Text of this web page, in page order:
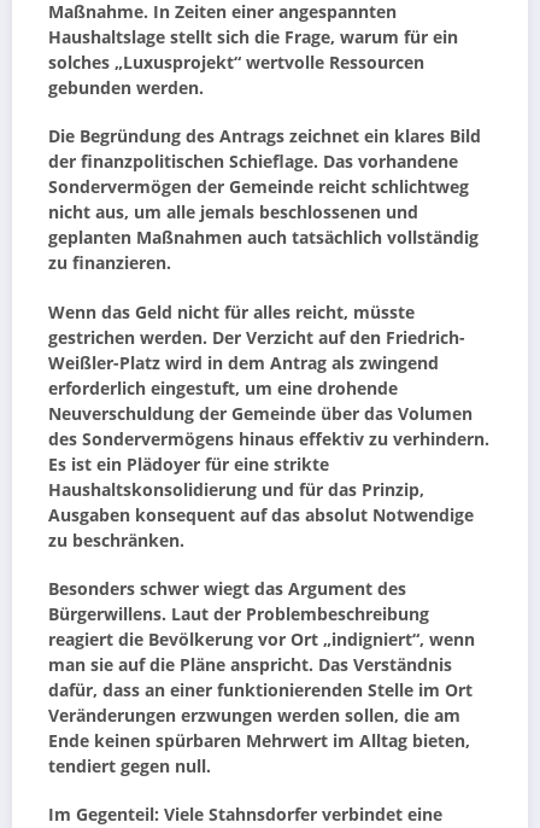
Maßnahme. In Zeiten einer angespannten
Haushaltslage stellt sich die Frage, warum für ein
solches „Luxusprojekt“ wertvolle Ressourcen
gebunden werden.
Die Begründung des Antrags zeichnet ein klares Bild
der finanzpolitischen Schieflage. Das vorhandene
Sondervermögen der Gemeinde reicht schlichtweg
nicht aus, um alle jemals beschlossenen und
geplanten Maßnahmen auch tatsächlich vollständig
zu finanzieren.
Wenn das Geld nicht für alles reicht, müsste
gestrichen werden. Der Verzicht auf den Friedrich-
Weißler-Platz wird in dem Antrag als zwingend
erforderlich eingestuft, um eine drohende
Neuverschuldung der Gemeinde über das Volumen
des Sondervermögens hinaus effektiv zu verhindern.
Es ist ein Plädoyer für eine strikte
Haushaltskonsolidierung und für das Prinzip,
Ausgaben konsequent auf das absolut Notwendige
zu beschränken.
Besonders schwer wiegt das Argument des
Bürgerwillens. Laut der Problembeschreibung
reagiert die Bevölkerung vor Ort „indigniert“, wenn
man sie auf die Pläne anspricht. Das Verständnis
dafür, dass an einer funktionierenden Stelle im Ort
Veränderungen erzwungen werden sollen, die am
Ende keinen spürbaren Mehrwert im Alltag bieten,
tendiert gegen null.
Im Gegenteil: Viele Stahnsdorfer verbindet eine